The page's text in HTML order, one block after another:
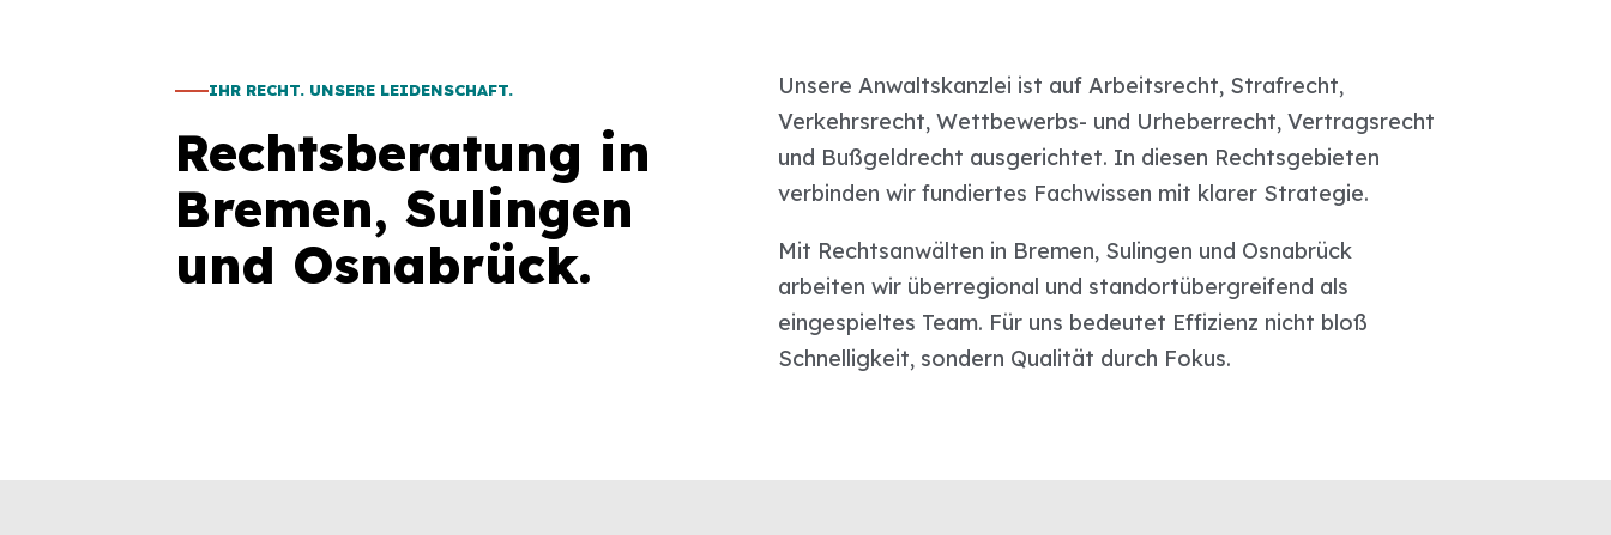
IHR RECHT. UNSERE LEIDENSCHAFT.
Rechtsberatung in
Bremen, Sulingen
und Osnabrück.
Unsere Anwaltskanzlei ist auf Arbeitsrecht, Strafrecht,
Verkehrsrecht, Wettbewerbs- und Urheberrecht, Vertragsrecht
und Bußgeldrecht ausgerichtet. In diesen Rechtsgebieten
verbinden wir fundiertes Fachwissen mit klarer Strategie.
Mit Rechtsanwälten in Bremen, Sulingen und Osnabrück
arbeiten wir überregional und standortübergreifend als
eingespieltes Team. Für uns bedeutet Effizienz nicht bloß
Schnelligkeit, sondern Qualität durch Fokus.